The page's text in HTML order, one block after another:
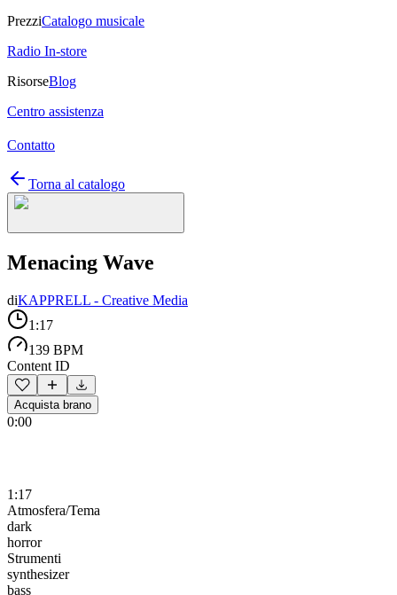
PrezziCatalogo musicale
Radio In-store
RisorseBlog
Centro assistenza
Contatto
Torna al catalogo
Menacing Wave
diKAPPRELL - Creative Media
1:17
139 BPM
Content ID
Acquista brano
0:00
1:17
Atmosfera/Tema
dark
horror
Strumenti
synthesizer
bass